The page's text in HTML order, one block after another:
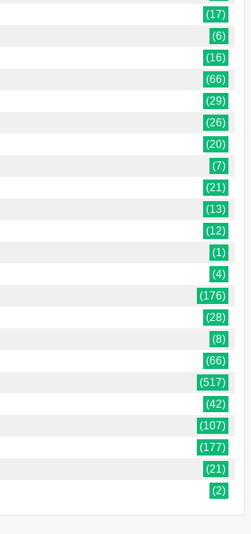
(17)
(6)
(16)
(66)
(29)
(26)
(20)
(7)
(21)
(13)
(12)
(1)
(4)
(176)
(28)
(8)
(66)
(517)
(42)
(107)
(177)
(21)
(2)